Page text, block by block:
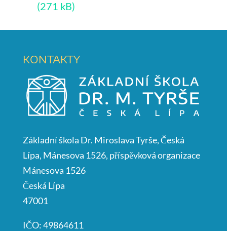
KONTAKTY
Základní škola Dr. Miroslava Tyrše, Česká
Lípa, Mánesova 1526, příspěvková organizace
Mánesova 1526
Česká Lípa
47001
IČO: 49864611